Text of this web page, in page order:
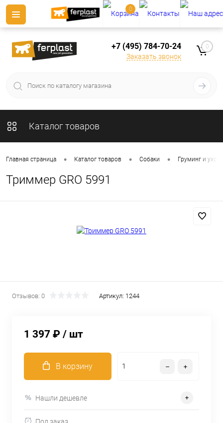
+7 (495) 784-70-24
Заказать звонок
0
Каталог товаров
Главная страница • Каталог товаров • Собаки • Груминг и уход
Триммер GRO 5991
Отзывов: 0 Артикул: 1244
1 397 ₽ / шт
В корзину
Нашли дешевле
Под заказ
0